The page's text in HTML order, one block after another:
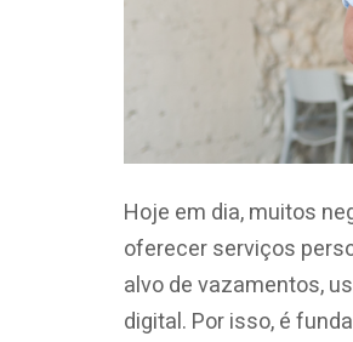
Hoje em dia, muitos
oferecer serviços
alvo de vazamentos,
digital. Por isso, é